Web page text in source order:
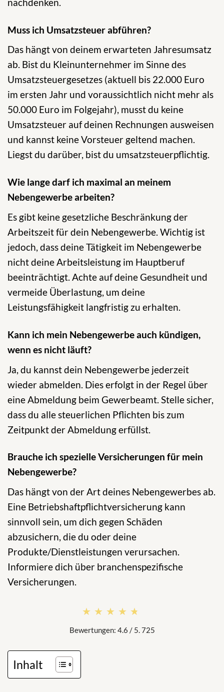
Muss ich Umsatzsteuer abführen?
Das hängt von deinem erwarteten Jahresumsatz
ab. Bist du Kleinunternehmer im Sinne des
Umsatzsteuergesetzes (aktuell bis 22.000 Euro
im ersten Jahr und voraussichtlich nicht mehr als
50.000 Euro im Folgejahr), musst du keine
Umsatzsteuer auf deinen Rechnungen ausweisen
und kannst keine Vorsteuer geltend machen.
Liegst du darüber, bist du umsatzsteuerpflichtig.
Wie lange darf ich maximal an meinem
Nebengewerbe arbeiten?
Es gibt keine gesetzliche Beschränkung der
Arbeitszeit für dein Nebengewerbe. Wichtig ist
jedoch, dass deine Tätigkeit im Nebengewerbe
nicht deine Arbeitsleistung im Hauptberuf
beeinträchtigt. Achte auf deine Gesundheit und
vermeide Überlastung, um deine
Leistungsfähigkeit langfristig zu erhalten.
Kann ich mein Nebengewerbe auch kündigen,
wenn es nicht läuft?
Ja, du kannst dein Nebengewerbe jederzeit
wieder abmelden. Dies erfolgt in der Regel über
eine Abmeldung beim Gewerbeamt. Stelle sicher,
dass du alle steuerlichen Pflichten bis zum
Zeitpunkt der Abmeldung erfüllst.
Brauche ich spezielle Versicherungen für mein
Nebengewerbe?
Das hängt von der Art deines Nebengewerbes ab.
Eine Betriebshaftpflichtversicherung kann
sinnvoll sein, um dich gegen Schäden
abzusichern, die du oder deine
Produkte/Dienstleistungen verursachen.
Informiere dich über branchenspezifische
Versicherungen.
★★★★★
★★★★★
Bewertungen: 4.6 / 5. 725
Inhalt